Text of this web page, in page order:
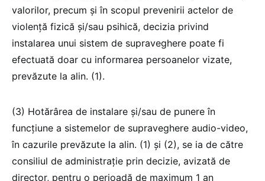
valorilor, precum și în scopul prevenirii actelor de
violență fizică și/sau psihică, decizia privind
instalarea unui sistem de supraveghere poate fi
efectuată doar cu informarea persoanelor vizate,
prevăzute la alin. (1).
(3) Hotărârea de instalare și/sau de punere în
funcțiune a sistemelor de supraveghere audio-video,
în cazurile prevăzute la alin. (1) și (2), se ia de către
consiliul de administrație prin decizie, avizată de
director, pentru o perioadă de maximum 1 an